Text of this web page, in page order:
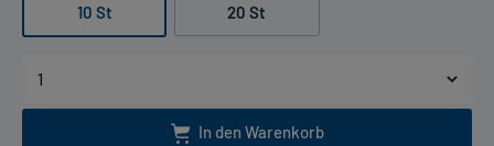
10 St 20 St
In den Warenkorb